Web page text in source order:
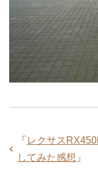
「 レクサス
してみた感想 」